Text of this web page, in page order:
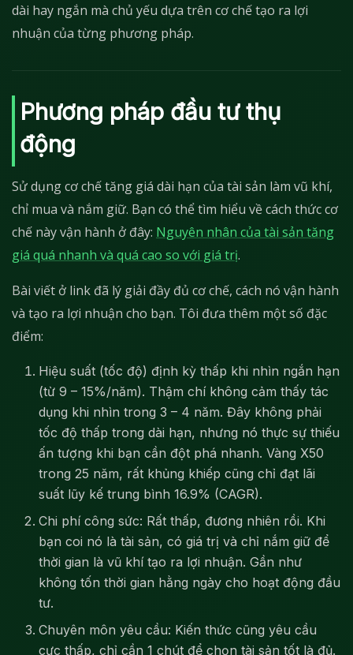
dài hay ngắn mà chủ yếu dựa trên cơ chế tạo ra lợi
nhuận của từng phương pháp.
Phương pháp đầu tư thụ
động
Sử dụng cơ chế tăng giá dài hạn của tài sản làm vũ khí,
chỉ mua và nắm giữ. Bạn có thể tìm hiểu về cách thức cơ
chế này vận hành ở đây: Nguyên nhân của tài sản tăng
giá quá nhanh và quá cao so với giá trị.
Bài viết ở link đã lý giải đầy đủ cơ chế, cách nó vận hành
và tạo ra lợi nhuận cho bạn. Tôi đưa thêm một số đặc
điểm:
Hiệu suất (tốc độ) định kỳ thấp khi nhìn ngắn hạn
(từ 9 – 15%/năm). Thậm chí không cảm thấy tác
dụng khi nhìn trong 3 – 4 năm. Đây không phải
tốc độ thấp trong dài hạn, nhưng nó thực sự thiếu
ấn tượng khi bạn cần đột phá nhanh. Vàng X50
trong 25 năm, rất khủng khiếp cũng chỉ đạt lãi
suất lũy kế trung bình 16.9% (CAGR).
Chi phí công sức: Rất thấp, đương nhiên rồi. Khi
bạn coi nó là tài sản, có giá trị và chỉ nắm giữ để
thời gian là vũ khí tạo ra lợi nhuận. Gần như
không tốn thời gian hằng ngày cho hoạt động đầu
tư.
Chuyên môn yêu cầu: Kiến thức cũng yêu cầu
cực thấp, chỉ cần 1 chút để chọn tài sản tốt là đủ.